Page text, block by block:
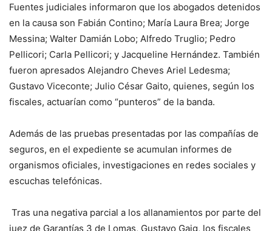
Fuentes judiciales informaron que los abogados detenidos
en la causa son Fabián Contino; María Laura Brea; Jorge
Messina; Walter Damián Lobo; Alfredo Truglio; Pedro
Pellicori; Carla Pellicori; y Jacqueline Hernández. También
fueron apresados Alejandro Cheves Ariel Ledesma;
Gustavo Viceconte; Julio César Gaito, quienes, según los
fiscales, actuarían como “punteros” de la banda.
Además de las pruebas presentadas por las compañías de
seguros, en el expediente se acumulan informes de
organismos oficiales, investigaciones en redes sociales y
escuchas telefónicas.
Tras una negativa parcial a los allanamientos por parte del
juez de Garantías 3 de Lomas, Gustavo Gaig, los fiscales